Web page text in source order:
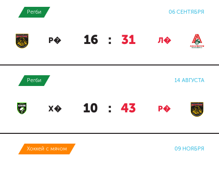
Регби 06 СЕНТЯБРЯ
Р� 16 : 31 Л�
Регби 14 АВГУСТА
Х� 10 : 43 Р�
Хоккей с мячом 09 НОЯБРЯ